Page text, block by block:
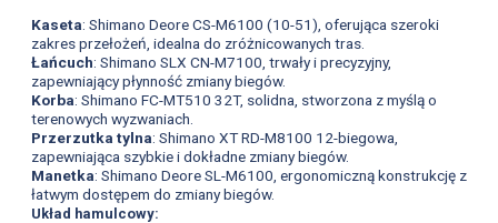
Kaseta: Shimano Deore CS-M6100 (10-51), oferująca szeroki
zakres przełożeń, idealna do zróżnicowanych tras.
Łańcuch: Shimano SLX CN-M7100, trwały i precyzyjny,
zapewniający płynność zmiany biegów.
Korba: Shimano FC-MT510 32T, solidna, stworzona z myślą o
terenowych wyzwaniach.
Przerzutka tylna: Shimano XT RD-M8100 12-biegowa,
zapewniająca szybkie i dokładne zmiany biegów.
Manetka: Shimano Deore SL-M6100, ergonomiczną konstrukcję z
łatwym dostępem do zmiany biegów.
Układ hamulcowy: